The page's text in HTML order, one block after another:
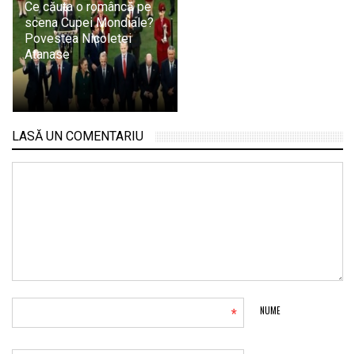
Ce căuta o româncă pe
scena Cupei Mondiale?
Povestea Nicoletei
Atanase
LASĂ UN COMENTARIU
NUME
*